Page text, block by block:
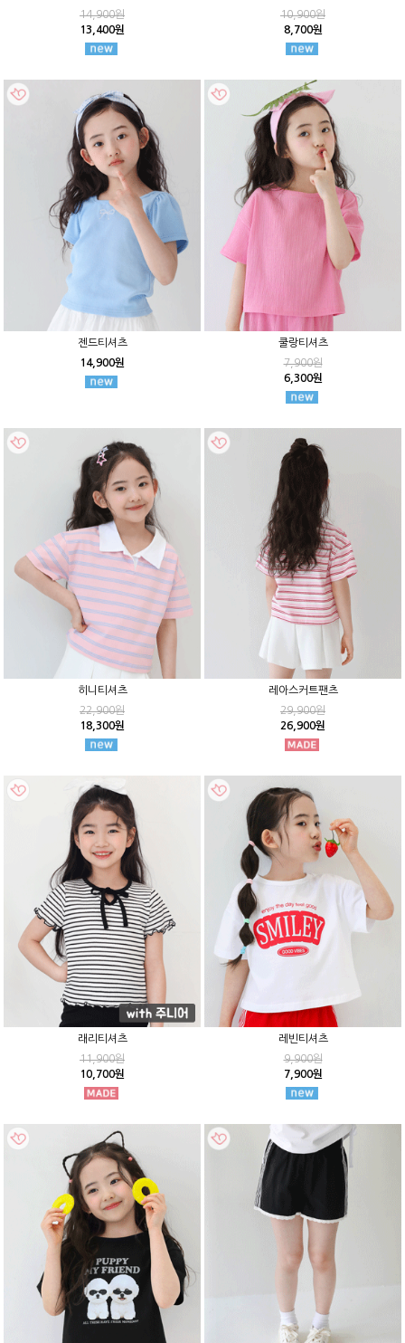
14,900원
13,400원
10,900원
8,700원
젠드티셔츠
14,900원
쿨랑티셔츠
7,900원
6,300원
히니티셔츠
22,900원
18,300원
레아스커트팬츠
29,900원
26,900원
래리티셔츠
11,900원
10,700원
레빈티셔츠
9,900원
7,900원